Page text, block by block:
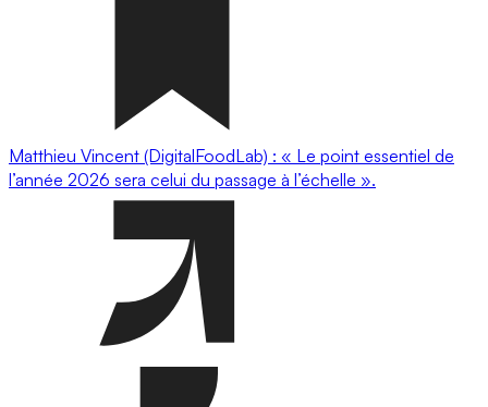
Matthieu Vincent (DigitalFoodLab) : « Le point essentiel de
l’année 2026 sera celui du passage à l’échelle ».